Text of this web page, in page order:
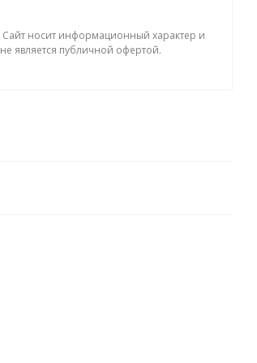
Сайт носит информационный характер и
не является публичной офертой.